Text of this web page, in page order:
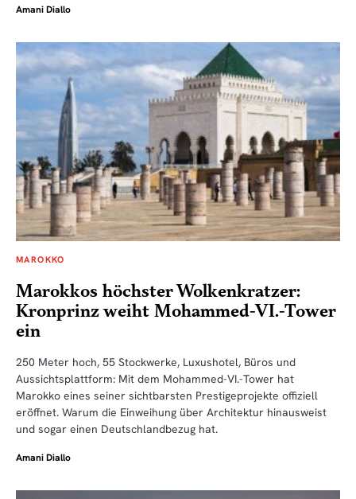
Amani Diallo
MAROKKO
Marokkos höchster Wolkenkratzer:
Kronprinz weiht Mohammed-VI.-Tower
ein
250 Meter hoch, 55 Stockwerke, Luxushotel, Büros und
Aussichtsplattform: Mit dem Mohammed-VI.-Tower hat
Marokko eines seiner sichtbarsten Prestigeprojekte offiziell
eröffnet. Warum die Einweihung über Architektur hinausweist
und sogar einen Deutschlandbezug hat.
Amani Diallo